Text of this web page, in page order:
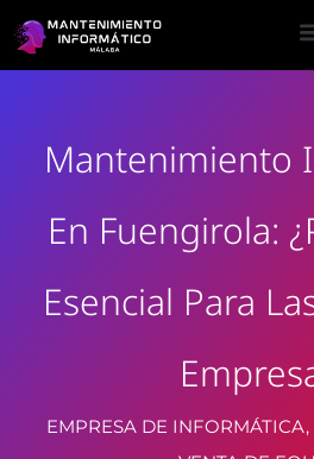
Mantenimiento
En Fuengirola:
Esencial Para
EMPRESA DE